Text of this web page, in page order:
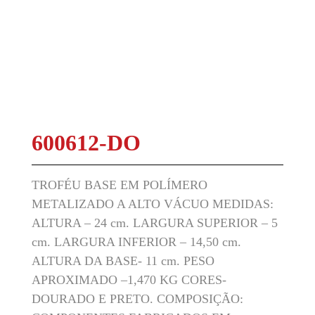
600612-DO
TROFÉU BASE EM POLÍMERO
METALIZADO A ALTO VÁCUO MEDIDAS:
ALTURA – 24 cm. LARGURA SUPERIOR – 5
cm. LARGURA INFERIOR – 14,50 cm.
ALTURA DA BASE- 11 cm. PESO
APROXIMADO –1,470 KG CORES-
DOURADO E PRETO. COMPOSIÇÃO: